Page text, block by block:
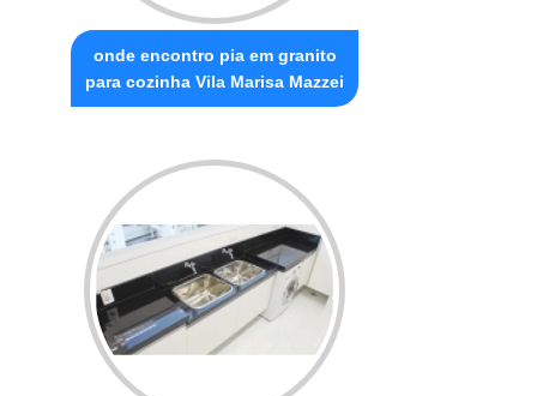
onde encontro pia em granito
para cozinha Vila Marisa Mazzei